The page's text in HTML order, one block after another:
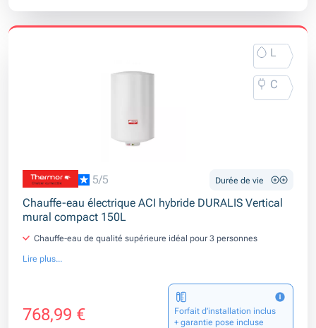
L
C
5/5 Durée de vie
Chauffe-eau électrique ACI hybride DURALIS Vertical
mural compact 150L
Chauffe-eau de qualité supérieure idéal pour 3 personnes
Lire plus...
768,99 €
Forfait d’installation inclus
+ garantie pose incluse